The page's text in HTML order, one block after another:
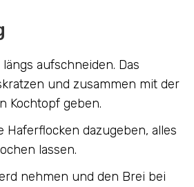
längs aufschneiden. Das
und zusammen mit der
Kochtopf geben.
Haferflocken dazugeben, alles
lassen.
nehmen und den Brei bei